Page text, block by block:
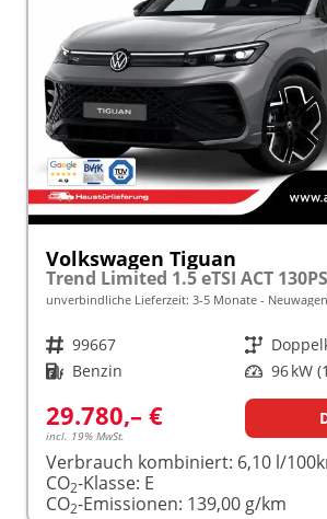
Volkswagen Tiguan
unverbindliche Lieferzeit: 3-5 Monate Neuwagen
Fahrzeugnr. 99667 Getriebe
Kraftstoff Benzin Leistung 96 kW
29.780,– €
incl. 19% MwSt.
Verbrauch kombiniert: 6,10 l/
CO2-Klasse: E
CO2-Emissionen: 139,00 g/km